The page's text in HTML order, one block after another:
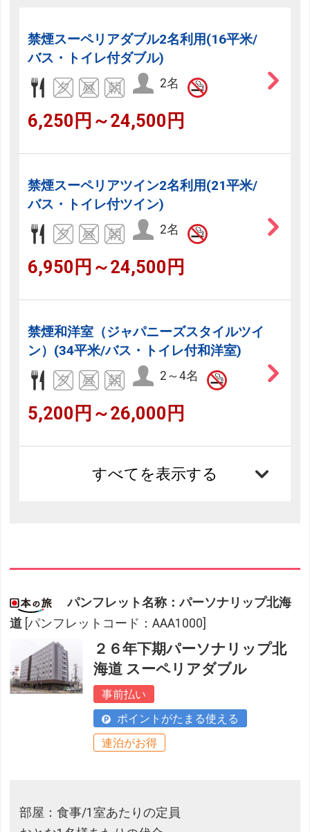
禁煙スーペリアダブル2名利用(16平米/
バス・トイレ付ダブル)
2名
6,250円～24,500円
禁煙スーペリアツイン2名利用(21平米/
バス・トイレ付ツイン)
2名
6,950円～24,500円
禁煙和洋室（ジャパニーズスタイルツイ
ン）(34平米/バス・トイレ付和洋室)
2～4名
5,200円～26,000円
すべてを表示する
パンフレット名称：パーソナリップ北海
道 [パンフレットコード：AAA1000]
２６年下期パーソナリップ北
海道 スーペリアダブル
事前払い
ポイントがたまる使える
連泊がお得
部屋：食事/1室あたりの定員